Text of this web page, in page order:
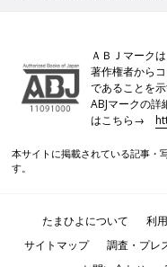
『俺の人生を変
ＡＢＪマーク
著作権者から
であることを
ABJマークの
はこちら→
本サイトに掲載されている記事・
す。
たまひよについて 利
サイトマップ
調査・プレ